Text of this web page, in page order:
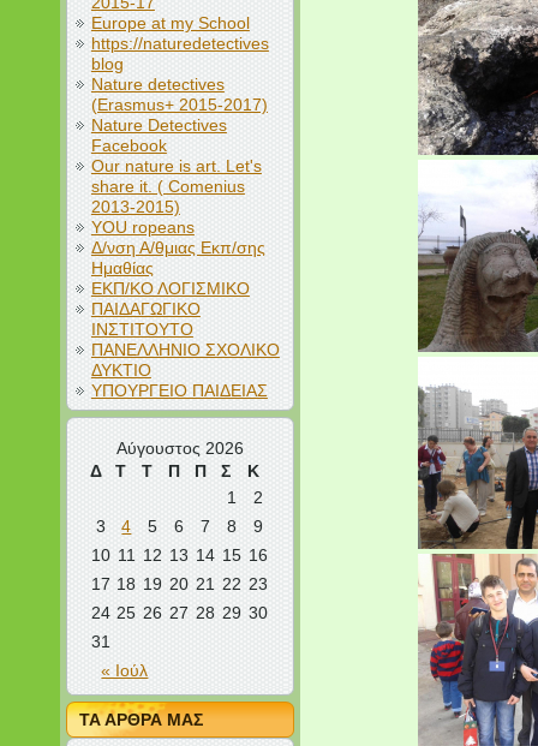
Europe at my School
https://naturedetectives
blog
Nature detectives
(Erasmus+ 2015-2017)
Nature Detectives
Facebook
Our nature is art. Let's
share it. ( Comenius
2013-2015)
YOU ropeans
Δ/νση Α/θμιας Εκπ/σης
Ημαθίας
ΕΚΠ/ΚΟ ΛΟΓΙΣΜΙΚΟ
ΠΑΙΔΑΓΩΓΙΚΟ
ΙΝΣΤΙΤΟΥΤΟ
ΠΑΝΕΛΛΗΝΙΟ ΣΧΟΛΙΚΟ
ΔΥΚΤΙΟ
ΥΠΟΥΡΓΕΙΟ ΠΑΙΔΕΙΑΣ
Αύγουστος 2026
Δ
Τ Τ Π Π Σ Κ
« Ιούλ
1
2
3
4 5 6 7 8
9
10 11 12 13 14 15 16
17 18 19 20 21 22 23
24 25 26 27 28 29 30
31
ΤΑ ΑΡΘΡΑ ΜΑΣ